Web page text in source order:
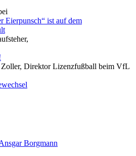
Eierpunsch“ ist auf dem
Direktor Lizenzfußball beim VfL